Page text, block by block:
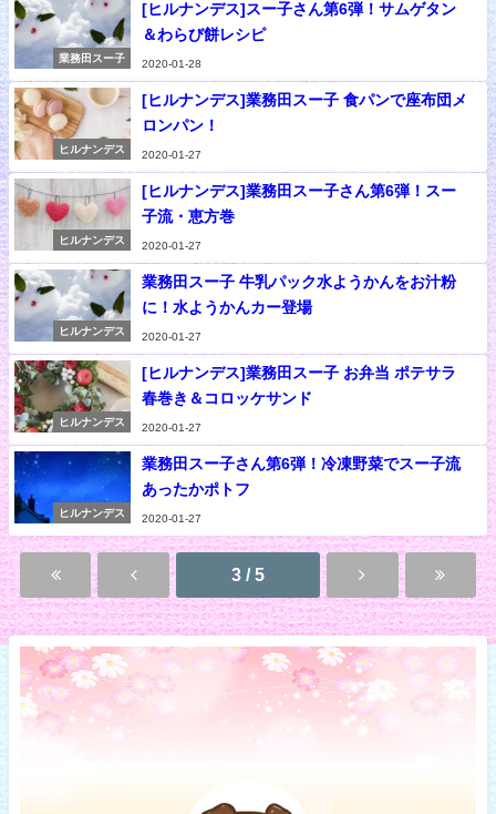
業務田スー子
[ヒルナンデス]スー子さん第6弾！サムゲタン
＆わらび餅レシピ
2020-01-28
ヒルナンデス
[ヒルナンデス]業務田スー子 食パンで座布団メ
ロンパン！
2020-01-27
ヒルナンデス
[ヒルナンデス]業務田スー子さん第6弾！スー
子流・恵方巻
2020-01-27
ヒルナンデス
業務田スー子 牛乳パック水ようかんをお汁粉
に！水ようかんカー登場
2020-01-27
ヒルナンデス
[ヒルナンデス]業務田スー子 お弁当 ポテサラ
春巻き＆コロッケサンド
2020-01-27
ヒルナンデス
業務田スー子さん第6弾！冷凍野菜でスー子流
あったかポトフ
2020-01-27
3 / 5